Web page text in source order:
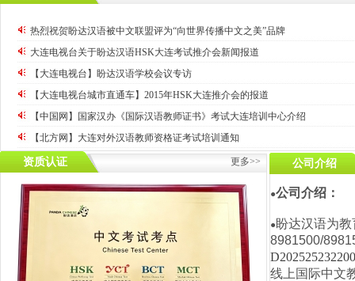
热烈祝贺盼达汉语被中文联盟评为“向世界传播中文之美”品牌
大连电视台关于盼达汉语HSK大连考试推介会新闻报道
【大连电视台】盼达汉语学校会议专访
【大连电视台城市直通车】2015年HSK大连推介会的报道
【中国网】国家汉办《国际汉语教师证书》考试大连培训中心介绍
【北方网】大连对外汉语教师资格证考试培训通知
【新华网】祝贺盼达汉语获“最佳汉语培训机构”称号
资质认证 更多>> 公司介绍
●公司介绍：
●盼达汉语为
8981500/
线上国际中文